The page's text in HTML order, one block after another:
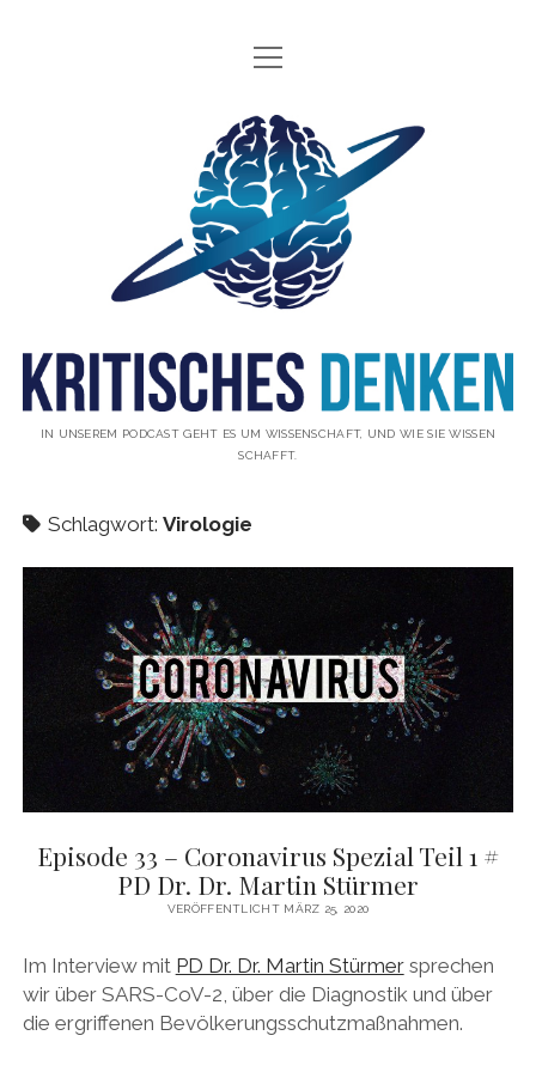
INFO
ÜBER UNS
WAS IST KRITISCHES DENKEN?
GÄSTE
THEMEN
UNTERSTÜTZUNG
KONTAKT
DAS BUCH ZUM PODCAST
facebook
linkedinyoutube mastodon
patreonspotify
Menü
öffnen
Kritisches
Podcast
IN UNSEREM PODCAST GEHT ES UM WISSENSCHAFT, UND WIE SIE WISSEN
SCHAFFT.
Schlagwort: Virologie
Episode 33 – Coronavirus Spezial Teil 1 #
PD Dr. Dr. Martin Stürmer
VERÖFFENTLICHT MÄRZ 25, 2020
Im Interview mit PD Dr. Dr. Martin Stürmersprechen
wir über SARS-CoV-2, über die Diagnostik und über
die ergriffenen Bevölkerungsschutzmaßnahmen.